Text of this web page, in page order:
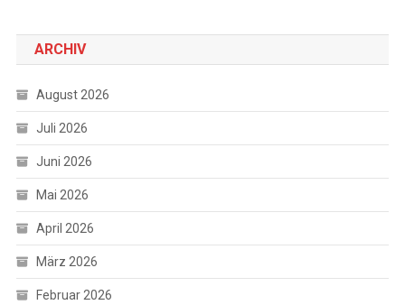
ARCHIV
August 2026
Juli 2026
Juni 2026
Mai 2026
April 2026
März 2026
Februar 2026